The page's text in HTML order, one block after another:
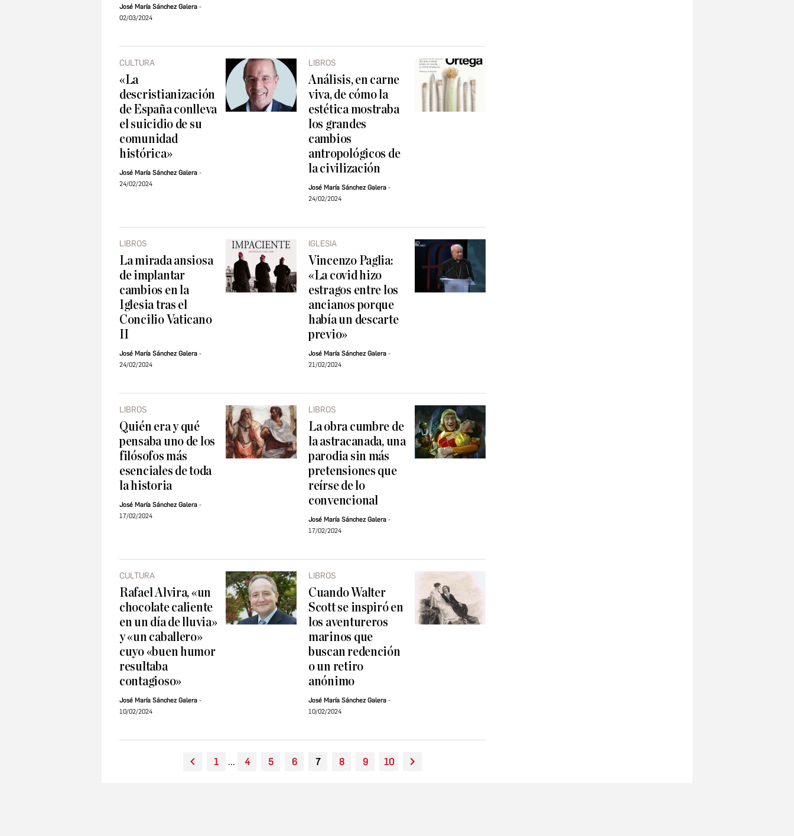
José María Sánchez Galera
02/03/2024
CULTURA
«La
descristianización
de España conlleva
el suicidio de su
comunidad
histórica»
José María Sánchez Galera
24/02/2024
LIBROS
Análisis, en carne
viva, de cómo la
estética mostraba
los grandes
cambios
antropológicos de
la civilización
José María Sánchez Galera
24/02/2024
LIBROS
La mirada ansiosa
de implantar
cambios en la
Iglesia tras el
Concilio Vaticano
II
José María Sánchez Galera
24/02/2024
IGLESIA
Vincenzo Paglia:
«La covid hizo
estragos entre los
ancianos porque
había un descarte
previo»
José María Sánchez Galera
21/02/2024
LIBROS
Quién era y qué
pensaba uno de los
filósofos más
esenciales de toda
la historia
José María Sánchez Galera
17/02/2024
LIBROS
La obra cumbre de
la astracanada, una
parodia sin más
pretensiones que
reírse de lo
convencional
José María Sánchez Galera
17/02/2024
CULTURA
Rafael Alvira, «un
chocolate caliente
en un día de lluvia»
y «un caballero»
cuyo «buen humor
resultaba
contagioso»
José María Sánchez Galera
10/02/2024
LIBROS
Cuando Walter
Scott se inspiró en
los aventureros
marinos que
buscan redención
o un retiro
anónimo
José María Sánchez Galera
10/02/2024
1 ... 4 5 6 7 8 9 10